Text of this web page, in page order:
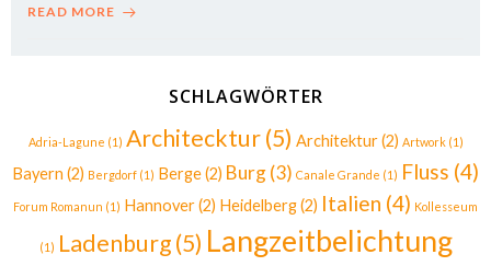
READ MORE
SCHLAGWÖRTER
Adria-Lagune (1) Architecktur(5) Architektur(2) Artwork(1)
Bayern (2) Bergdorf (1) Berge(2) Burg(3) Canale Grande (1) Fluss (4)
Forum Romanun (1) Hannover(2) Heidelberg(2) Italien (4) Kollesseum
(1) Ladenburg(5) Langzeitbelichtung